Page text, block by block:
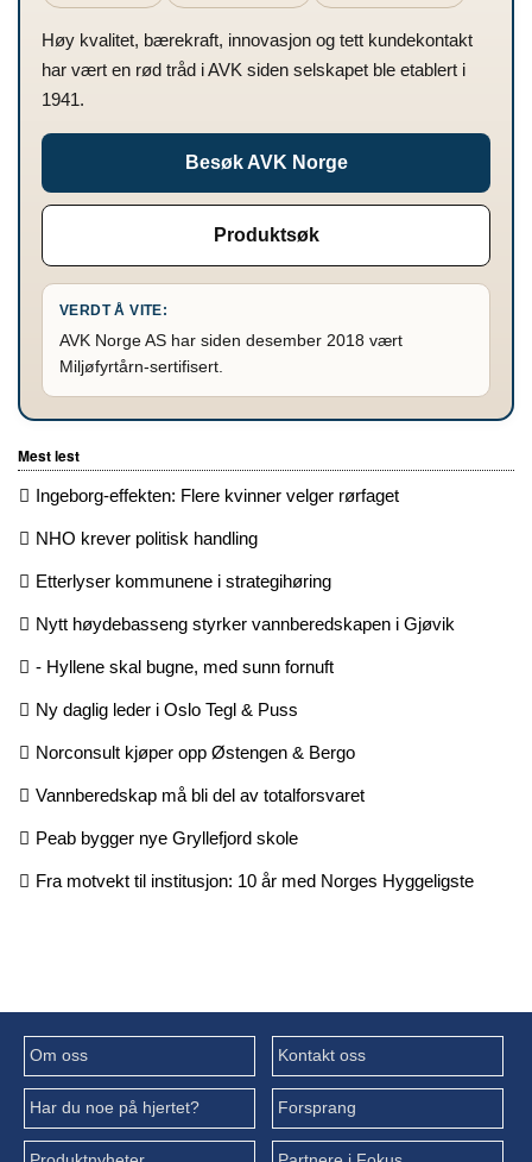
Høy kvalitet, bærekraft, innovasjon og tett kundekontakt
har vært en rød tråd i AVK siden selskapet ble etablert i
1941.
Besøk AVK Norge
Produktsøk
VERDT Å VITE:
AVK Norge AS har siden desember 2018 vært
Miljøfyrtårn-sertifisert.
Mest lest
Ingeborg-effekten: Flere kvinner velger rørfaget
NHO krever politisk handling
Etterlyser kommunene i strategihøring
Nytt høydebasseng styrker vannberedskapen i Gjøvik
- Hyllene skal bugne, med sunn fornuft
Ny daglig leder i Oslo Tegl & Puss
Norconsult kjøper opp Østengen & Bergo
Vannberedskap må bli del av totalforsvaret
Peab bygger nye Gryllefjord skole
Fra motvekt til institusjon: 10 år med Norges Hyggeligste
Om oss Kontakt oss
Har du noe på hjertet? Forsprang